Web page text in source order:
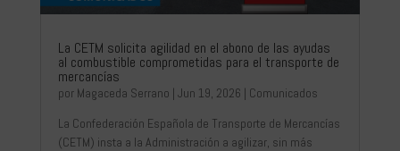
La CETM solicita agilidad en el abono de las ayudas
al combustible comprometidas para el transporte de
mercancías
por Magaceda Serrano | Jun 19, 2026 | Comunicados
La Confederación Española de Transporte de Mercancías
(CETM) insta a la Administración a agilizar, sin más